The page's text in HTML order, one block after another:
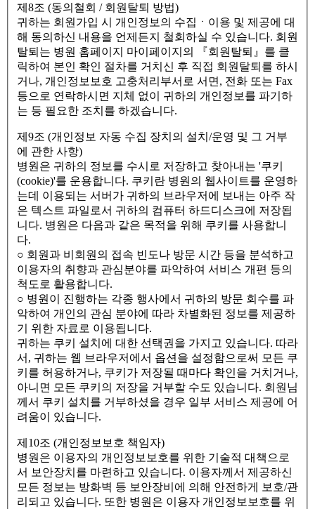
제8조 (동의철회 / 회원탈퇴 방법)
귀하는 회원가입 시 개인정보의 수집ㆍ이용 및 제공에 대
해 동의하신 내용을 언제든지 철회하실 수 있습니다. 회원
탈퇴는 병원 홈페이지 마이페이지의 『회원탈퇴』를 클
릭하여 본인 확인 절차를 거치신 후 직접 회원탈퇴를 하시
거나, 개인정보보호 고충처리부서로 서면, 전화 또는 Fax
등으로 연락하시면 지체 없이 귀하의 개인정보를 파기하
는 등 필요한 조치를 하겠습니다.
제9조 (개인정보 자동 수집 장치의 설치/운영 및 그 거부
에 관한 사항)
병원은 귀하의 정보를 수시로 저장하고 찾아내는 '쿠키
(cookie)'를 운용합니다. 쿠키란 병원의 웹사이트를 운영하
는데 이용되는 서버가 귀하의 브라우저에 보내는 아주 작
은 텍스트 파일로서 귀하의 컴퓨터 하드디스크에 저장됩
니다. 병원은 다음과 같은 목적을 위해 쿠키를 사용합니
다.
○ 회원과 비회원의 접속 빈도나 방문 시간 등을 분석하고
이용자의 취향과 관심분야를 파악하여 서비스 개편 등의
척도로 활용합니다.
○ 병원이 진행하는 각종 행사에서 귀하의 방문 회수를 파
악하여 개인의 관심 분야에 따라 차별화된 정보를 제공하
기 위한 자료로 이용됩니다.
귀하는 쿠키 설치에 대한 선택권을 가지고 있습니다. 따라
서, 귀하는 웹 브라우저에서 옵션을 설정함으로써 모든 쿠
키를 허용하거나, 쿠키가 저장될 때마다 확인을 거치거나,
아니면 모든 쿠키의 저장을 거부할 수도 있습니다. 회원님
께서 쿠키 설치를 거부하셨을 경우 일부 서비스 제공에 어
려움이 있습니다.
제10조 (개인정보보호 책임자)
병원은 이용자의 개인정보보호를 위한 기술적 대책으로
서 보안장치를 마련하고 있습니다. 이용자께서 제공하신
모든 정보는 방화벽 등 보안장비에 의해 안전하게 보호/관
리되고 있습니다. 또한 병원은 이용자 개인정보보호를 위